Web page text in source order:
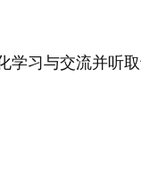
习与交流并听